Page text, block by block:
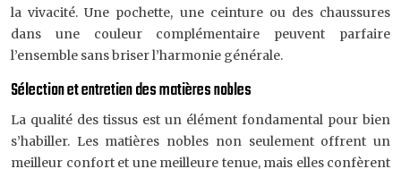
la vivacité. Une pochette, une ceinture ou des chaussures
dans une couleur complémentaire peuvent parfaire
l’ensemble sans briser l’harmonie générale.
Sélection et entretien des matières nobles
La qualité des tissus est un élément fondamental pour bien
s’habiller. Les matières nobles non seulement offrent un
meilleur confort et une meilleure tenue, mais elles confèrent